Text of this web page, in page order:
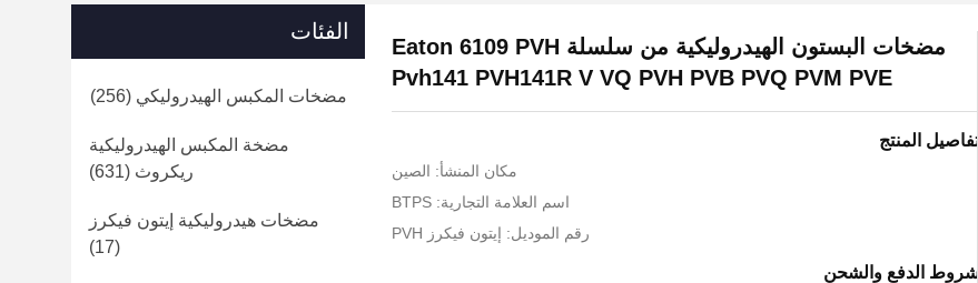
مضخات البستون الهيدروليكية من سلسلة Eaton 6109 PVH
Pvh141 PVH141R V VQ PVH PVB PVQ PVM PVE
تفاصيل المنتج
مكان المنشأ: الصين
اسم العلامة التجارية: BTPS
رقم الموديل: إيتون فيكرز PVH
شروط الدفع والشحن
الفئات
مضخات المكبس الهيدروليكي (256)
مضخة المكبس الهيدروليكية
ريكروث (631)
مضخات هيدروليكية إيتون فيكرز
(17)